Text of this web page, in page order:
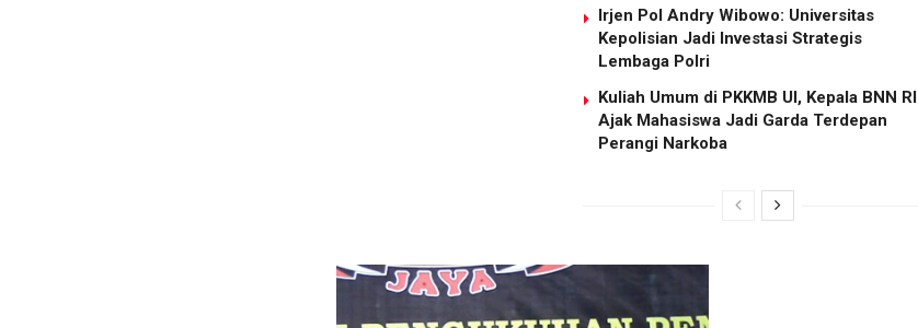
Irjen Pol Andry Wibowo: Universitas
Kepolisian Jadi Investasi Strategis
Lembaga Polri
Kuliah Umum di PKKMB UI, Kepala BNN RI
Ajak Mahasiswa Jadi Garda Terdepan
Perangi Narkoba